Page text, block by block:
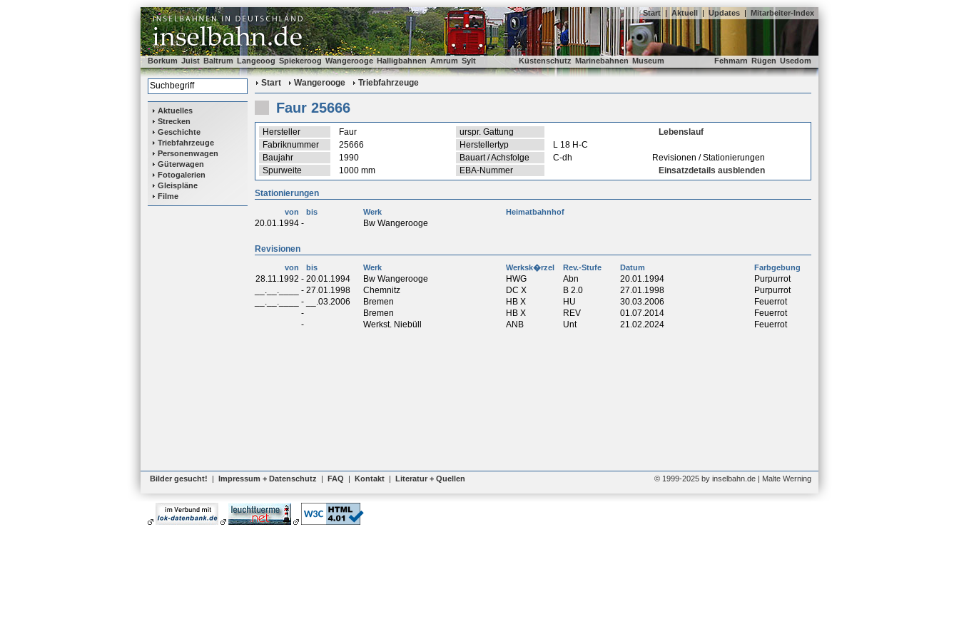
Start | Aktuell | Updates | Mitarbeiter-Index
Borkum Juist Baltrum Langeoog Spiekeroog Wangerooge Halligbahnen Amrum Sylt Küstenschutz Marinebahnen Museum Fehmarn Rügen Usedom
Aktuelles
Strecken
Geschichte
Triebfahrzeuge
Personenwagen
Güterwagen
Fotogalerien
Gleispläne
Filme
Start Wangerooge Triebfahrzeuge
Faur 25666
Hersteller Faur urspr. Gattung
Lebenslauf
Fabriknummer
25666 Herstellertyp
L 18 H-C
Baujahr
1990 Bauart / Achsfolge C-dh
Revisionen / Stationierungen
Spurweite
1000 mm EBA-Nummer Einsatzdetails ausblenden
Stationierungen
von bis Werk Heimatbahnhof
20.01.1994 - Bw Wangerooge
Revisionen
von bis Werk Werksk�rzel Rev.-Stufe Datum Farbgebung
28.11.1992 - 20.01.1994 Bw Wangerooge HWG Abn 20.01.1994
Purpurrot
__.__.____
- 27.01.1998 Chemnitz DC X B 2.0 27.01.1998
Purpurrot
__.__.____
- __.03.2006 Bremen HB X HU 30.03.2006
Feuerrot
-
Bremen HB X REV 01.07.2014
Feuerrot
-
Werkst. Niebüll ANB Unt 21.02.2024 Feuerrot
Bilder gesucht! | Impressum + Datenschutz | FAQ | Kontakt | Literatur + Quellen © 1999-2025 by inselbahn.de | Malte Werning